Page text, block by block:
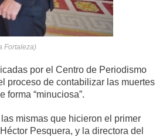
Fortaleza)
por el Centro de Periodismo
proceso de contabilizar las muertes
forma “minuciosa”.
mismas que hicieron el primer
Pesquera, y la directora del